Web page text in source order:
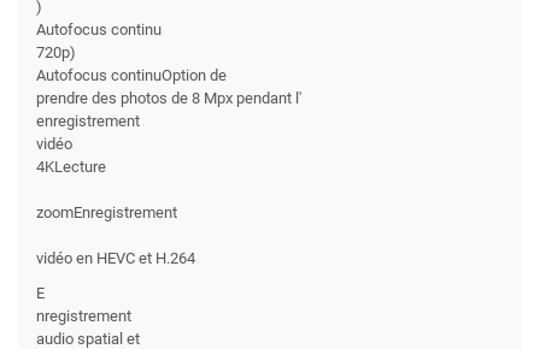
)
Autofocus continu
720p)
Autofocus continuOption de
prendre des photos de 8 Mpx pendant l'
enregistrement
vidéo
4KLecture
zoomEnregistrement
vidéo en HEVC et H.264
E
nregistrement
audio spatial et